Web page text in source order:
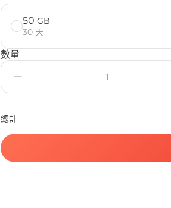
50 GB
30 天
數量
總計